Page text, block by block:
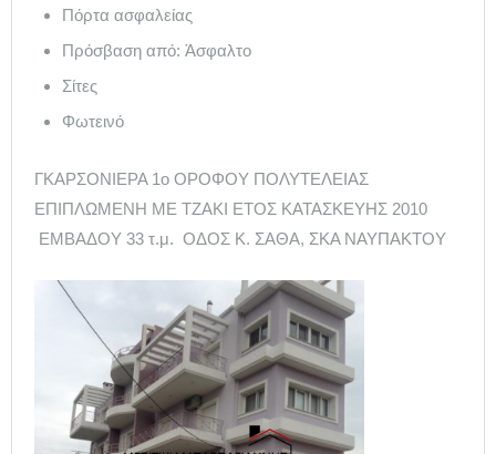
Πόρτα ασφαλείας
Πρόσβαση από: Άσφαλτο
Σίτες
Φωτεινό
ΓΚΑΡΣΟΝΙΕΡΑ 1ο ΟΡΟΦΟΥ ΠΟΛΥΤΕΛΕΙΑΣ
ΕΠΙΠΛΩΜΕΝΗ ΜΕ ΤΖΑΚΙ ΕΤΟΣ ΚΑΤΑΣΚΕΥΗΣ 2010
ΕΜΒΑΔΟΥ 33 τ.μ. ΟΔΟΣ Κ. ΣΑΘΑ, ΣΚΑ ΝΑΥΠΑΚΤΟΥ